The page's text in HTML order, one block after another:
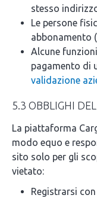
stesso
Le persone
abbonamento
Alcune
pagamento di
validazione
5.3 OBBLIGHI
La piattaforma
modo equo e
sito solo per gli
vietato:
Registrarsi